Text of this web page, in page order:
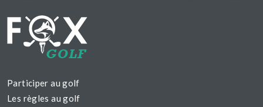
Participer au golf
Les règles au golf